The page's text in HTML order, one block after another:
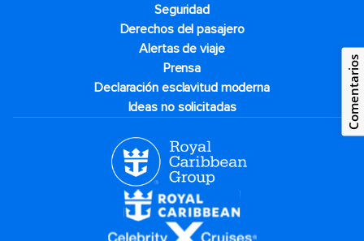
Seguridad
Derechos del pasajero
Alertas de viaje
Prensa
Declaración esclavitud moderna
Ideas no solicitadas
Comentarios